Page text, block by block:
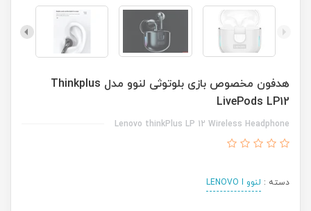
هدفون مخصوص بازی بلوتوثی لنوو مدل Thinkplus
LivePods LP12
Lenovo thinkPlus LP 12 Wireless Headphone
دسته : لنوو LENOVO I